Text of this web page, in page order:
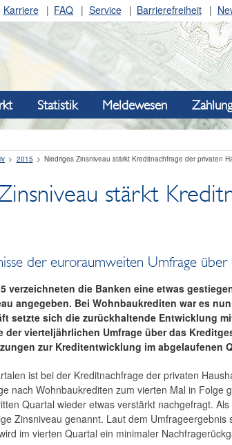
Karriere FAQ Service Barrierefreiheit
Statistik Meldewesen
2015 Niedriges Zinsniveau stärkt Kreditnachfrage der privaten
stärkt
der euroraumweiten Umfrage
verzeichneten die Banken eine etwas
angegeben. Bei Wohnbaukrediten war es
setzte sich die zurückhaltende Entwicklung
der vierteljährlichen Umfrage über das
zur Kreditentwicklung im abgelaufenen
ist bei der Kreditnachfrage der privaten
nach Wohnbaukrediten zum vierten Mal in
Quartal wieder etwas verstärkt nachgefragt.
Zinsniveau genannt. Laut dem
im vierten Quartal ein minimaler